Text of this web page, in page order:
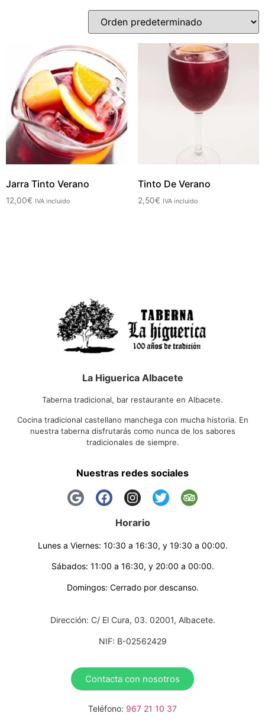
Jarra Tinto Verano
12,00€ IVA incluido
Tinto De Verano
2,50€ IVA incluido
La Higuerica Albacete
Taberna tradicional, bar restaurante en Albacete.
Cocina tradicional castellano manchega con mucha historia. En
nuestra taberna disfrutarás como nunca de los sabores
tradicionales de siempre.
Nuestras redes sociales
Horario
Lunes a Viernes: 10:30 a 16:30, y 19:30 a 00:00.
Sábados: 11:00 a 16:30, y 20:00 a 00:00.
Domingos: Cerrado por descanso.
Dirección: C/ El Cura, 03. 02001, Albacete.
NIF: B-02562429
Contacta con nosotros
Teléfono: 967 21 10 37